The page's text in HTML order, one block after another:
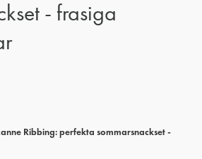
- frasiga
Ribbing: perfekta sommarsnackset -